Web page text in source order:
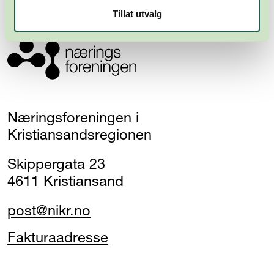
Tillat utvalg
Næringsforeningen i
Kristiansandsregionen
Skippergata 23
4611 Kristiansand
post@nikr.no
Fakturaadresse